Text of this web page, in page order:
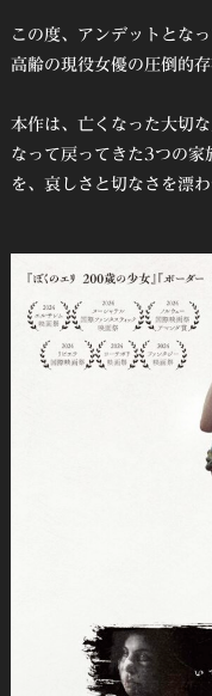
この度、アンデットとな
高齢の現役女優の圧倒的
本作は、亡くなった大切
なって戻ってきた3つの家
を、哀しさと切なさを漂